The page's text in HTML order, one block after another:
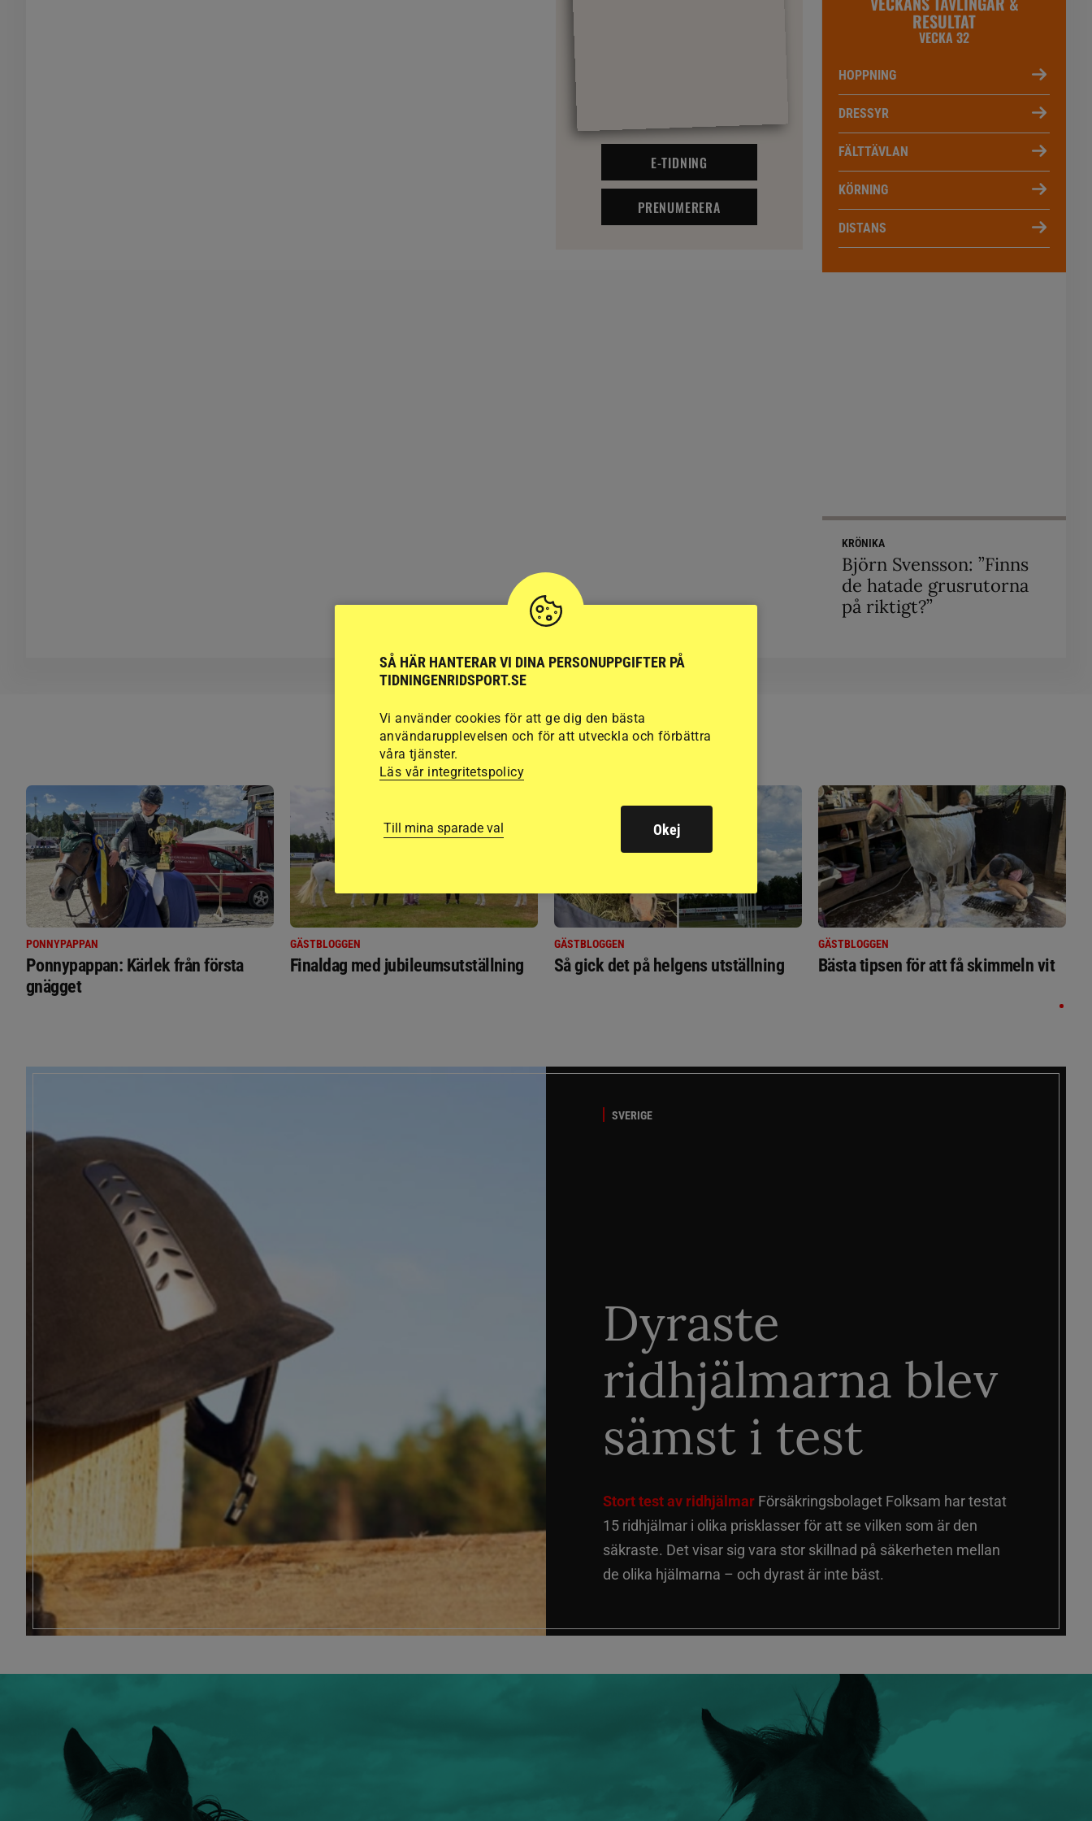
E-TIDNING
PRENUMERERA
RESULTAT
VECKA 32
HOPPNING
DRESSYR
FÄLTTÄVLAN
KÖRNING
DISTANS
KRÖNIKA
Björn Svensson: ”Finns
de hatade grusrutorna
på riktigt?”
BLOGGAR
PONNYPAPPAN
Ponnypappan: Kärlek från första
gnägget
GÄSTBLOGGEN
Finaldag med jubileumsutställning
GÄSTBLOGGEN
Så gick det på helgens utställning
GÄSTBLOGGEN
Bästa tipsen för att få skimmeln vit
SVERIGE
Dyraste
ridhjälmarna blev
sämst i test
Stort test av ridhjälmar Försäkringsbolaget Folksam har testat
15 ridhjälmar i olika prisklasser för att se vilken som är den
säkraste. Det visar sig vara stor skillnad på säkerheten mellan
de olika hjälmarna – och dyrast är inte bäst.
SÅ HÄR HANTERAR VI DINA PERSONUPPGIFTER PÅ
TIDNINGENRIDSPORT.SE
Vi använder cookies för att ge dig den bästa
användarupplevelsen och för att utveckla och förbättra
våra tjänster.
Läs vår integritetspolicy
Till mina sparade val Okej